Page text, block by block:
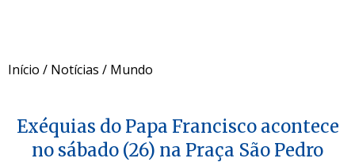
Início / Notícias / Mundo
Exéquias do Papa Francisco acontece
no sábado (26) na Praça São Pedro